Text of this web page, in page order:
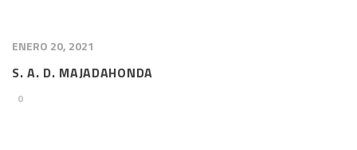
ENERO 20, 2021
S. A. D. MAJADAHONDA
0